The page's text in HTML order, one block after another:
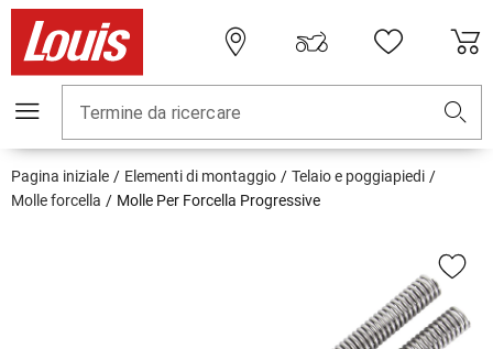
Termine da ricercare
Pagina iniziale Elementi di montaggio
Telaio e poggiapiedi
Molle forcella
Molle Per Forcella Progressive